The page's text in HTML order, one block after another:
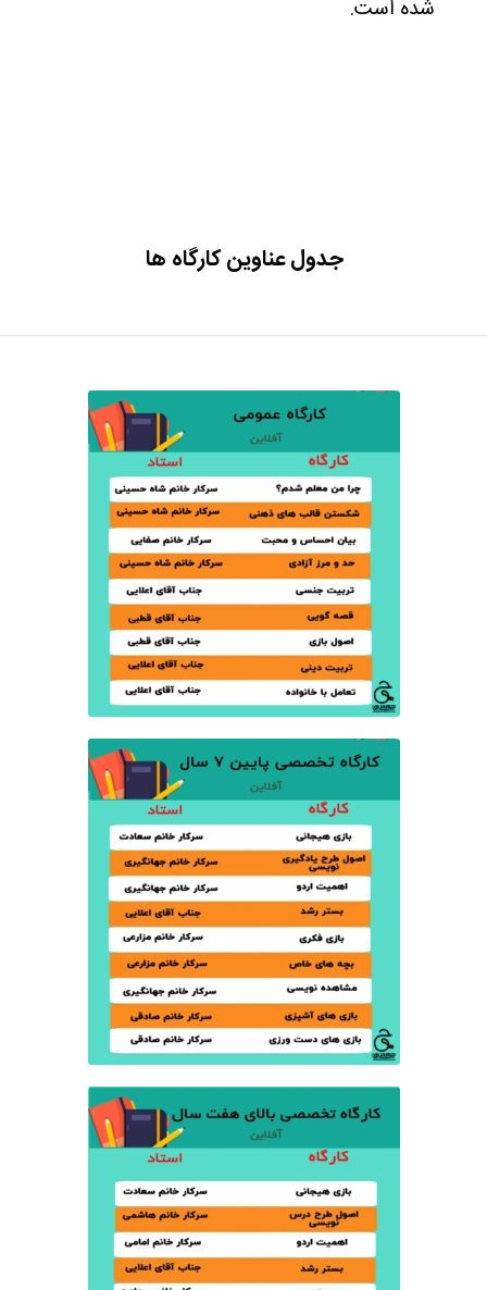
شده است.
جدول عناوین کارگاه ها